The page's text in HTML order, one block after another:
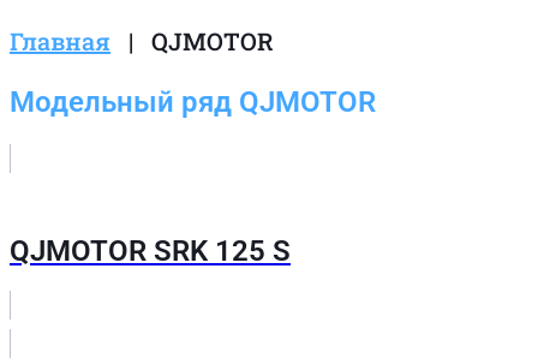
Главная | QJMOTOR
Модельный ряд QJMOTOR
QJMOTOR SRK 125 S